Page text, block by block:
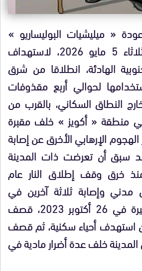
ميليشيات البوليساريو »
الانفصالية يوم الثلاثاء 5 مايو 2026، لاستهداف
الهادئة، انطلاقا من شرق
لحوالي أربع مقذوفات
النطاق السكاني، بالقرب من
منطقة « أكويز » خلف مقبرة
الإرهابي الأخرق عن إصابة
سبق أن تعرضت ذات المدينة
خرق وقف إطلاق النار عام
مدني وإصابة ثلاثة آخرين في
هجوم بطائرة مسيرة في 26 أكتوبر 2023، قصف
استهدف أحياء سكنية، ثم قصف
خلف عدة أضرار مادية في